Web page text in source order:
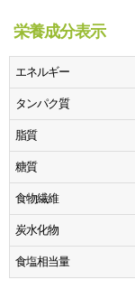
栄養成分表示
エネルギー
タンパク質
脂質
糖質
食物繊維
炭水化物
食塩相当量